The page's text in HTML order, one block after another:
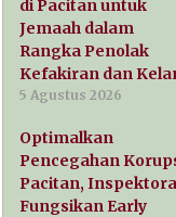
di Pacitan untuk
Jemaah dalam
Rangka Penolak
Kefakiran dan
5 Agustus 2026
Optimalkan
Pencegahan
Pacitan,
Fungsikan Early